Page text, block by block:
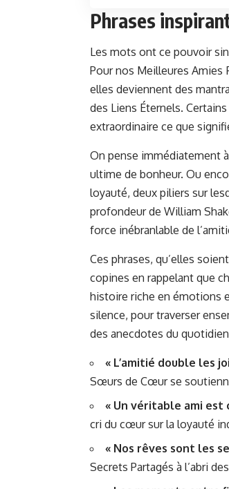
Phrases
Les mots ont ce pouvoir
Pour nos Meilleures Amies
elles deviennent des
des Liens Éternels.
extraordinaire ce que
On pense immédiatement
ultime de bonheur. Ou
loyauté, deux piliers sur
profondeur de William
force inébranlable de
Ces phrases, qu’elles
copines en rappelant que
histoire riche en émotions
silence, pour traverser
des anecdotes du
« L’amitié double les
Sœurs de Cœur se
« Un véritable ami
cri du cœur sur la loyauté
« Nos rêves sont les
Secrets Partagés à l’abri